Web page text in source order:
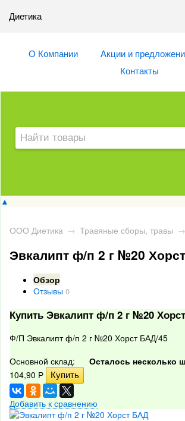
Диетика
О Компании Акции и
Контакты
▲
ООО Диетика → Травяные сборы, травы →
Эвкалипт ф/п 2 г №20
Обзор
Отзывы 0
Купить Эвкалипт ф/п 2 г №20
Ф/П Эвкалипт ф/п 2 г №20 Хорст БАД/45
Основной склад:
Осталось несколько
104,90 Р
Добавить к сравнению